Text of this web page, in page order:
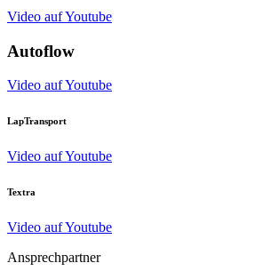
Video auf Youtube
Autoflow
Video auf Youtube
LapTransport
Video auf Youtube
Textra
Video auf Youtube
Ansprechpartner